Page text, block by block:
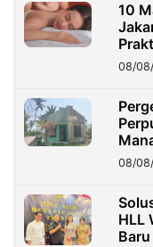
10
08/
Kini?
08/
HLL